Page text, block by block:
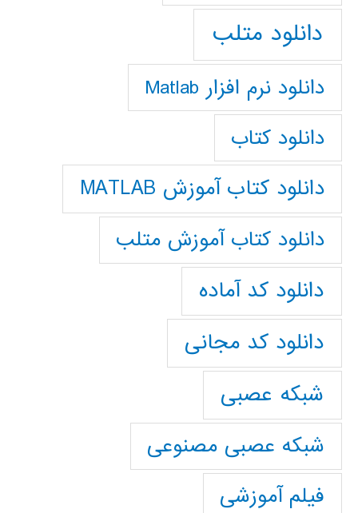
دانلود متلب
دانلود نرم افزار Matlab
دانلود کتاب
دانلود کتاب آموزش MATLAB
دانلود کتاب آموزش متلب
دانلود کد آماده
دانلود کد مجانی
شبکه عصبی
شبکه عصبی مصنوعی
فیلم آموزشی